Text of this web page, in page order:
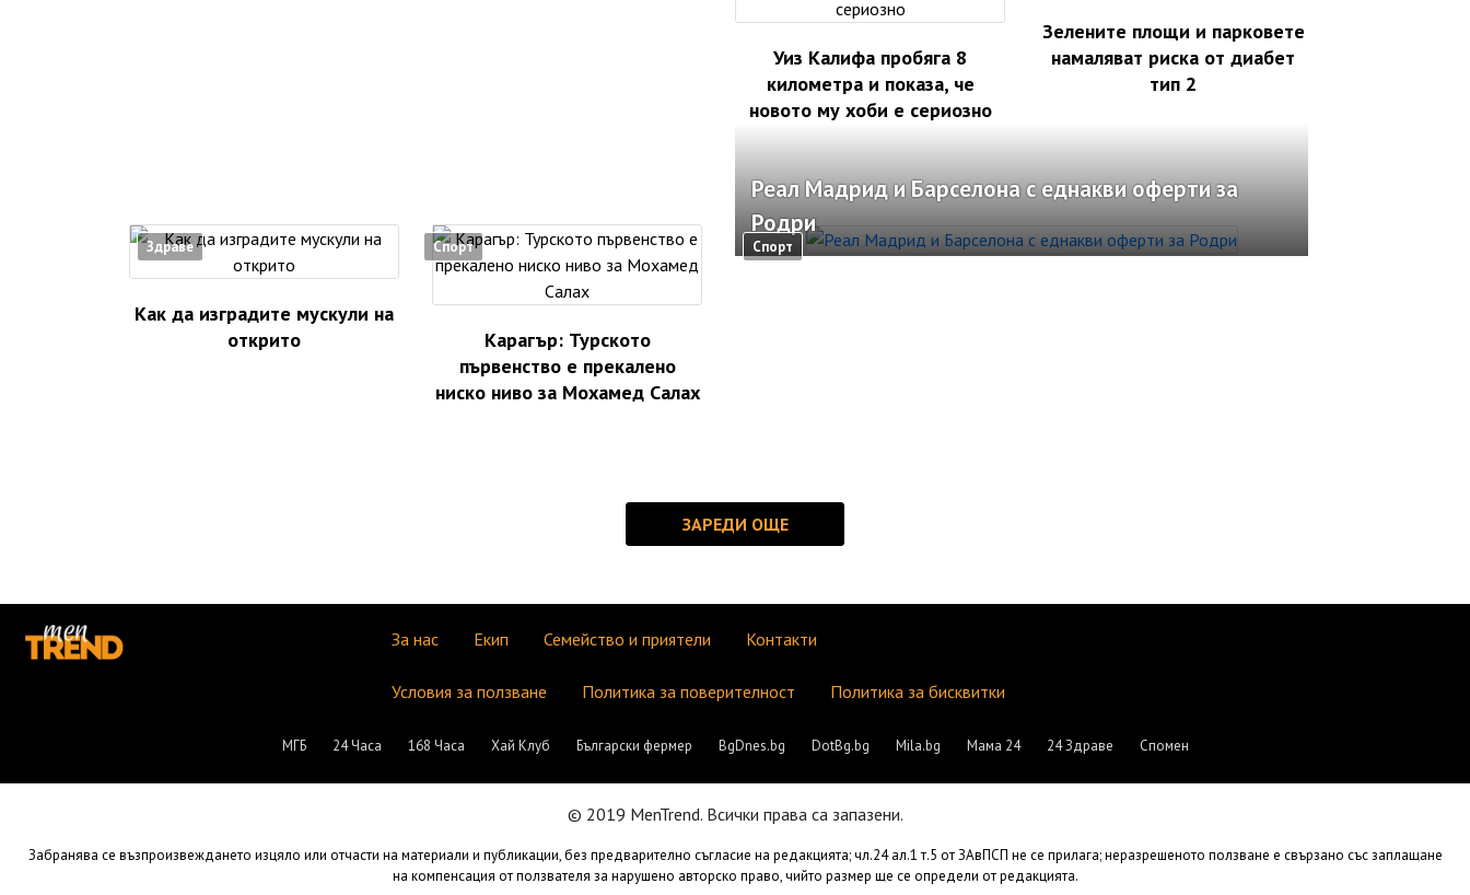
Уиз Калифа пробяга 8
километра и показа, че
новото му хоби е сериозно
Зелените площи и парковете
намаляват риска от диабет
тип 2
Здраве
Как да изградите мускули на
открито
Спорт
Карагър: Турското
първенство е прекалено
ниско ниво за Мохамед Салах
Спорт
Реал Мадрид и Барселона с еднакви оферти за
Родри
За нас Екип Семейство и приятели Контакти
Условия за ползване Политика за поверителност Политика за бисквитки
МГБ 24 Часа 168 Часа Хай Клуб Български фермер BgDnes.bg DotBg.bg Mila.bg Мама 24 24 Здраве Спомен
© 2019 MenTrend. Всички права са запазени.
Забранява се възпроизвеждането изцяло или отчасти на материали и публикации, без предварително съгласие на редакцията; чл.24 ал.1 т.5 от ЗАвПСП не се прилага; неразрешеното ползване е свързано със заплащане
на компенсация от ползвателя за нарушено авторско право, чийто размер ще се определи от редакцията.